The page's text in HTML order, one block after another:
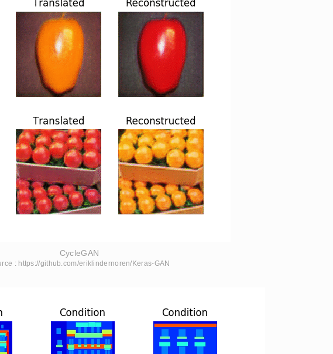
CycleGAN
: https://github.com/eriklindernoren/Keras-GAN